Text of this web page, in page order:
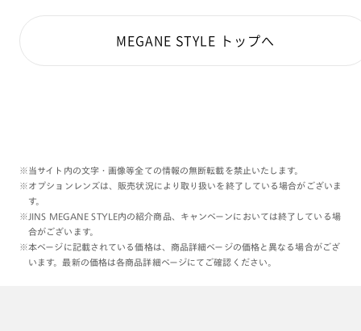
MEGANE STYLE トップへ
※当サイト内の文字・画像等全ての情報の無断転載を禁止いたします。
※オプションレンズは、販売状況により取り扱いを終了している場合がございま
す。
※JINS MEGANE STYLE内の紹介商品、キャンペーンにおいては終了している場
合がございます。
※本ページに記載されている価格は、商品詳細ページの価格と異なる場合がござ
います。最新の価格は各商品詳細ページにてご確認ください。